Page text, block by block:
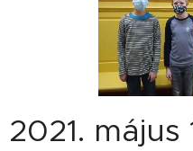
2021.